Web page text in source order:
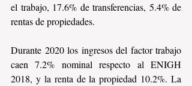
el trabajo, 17.6% de transferencias, 5.4% de
rentas de propiedades.
Durante 2020 los ingresos del factor trabajo
caen 7.2% nominal respecto al ENIGH
2018, y la renta de la propiedad 10.2%. La